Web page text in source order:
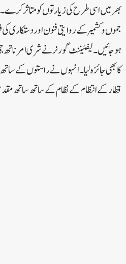
بھر میں اسی طرح کی زیارتوں کو متاثر
جموں و کشمیر کے روایتی فنون اور
ہوجائیں۔لیفٹیننٹ گورنر نے شری
کا بھی جائزہ لیا۔انہوں نے راستوں کے
قطار کے انتظام کے نظام کے ساتھ ساتھ